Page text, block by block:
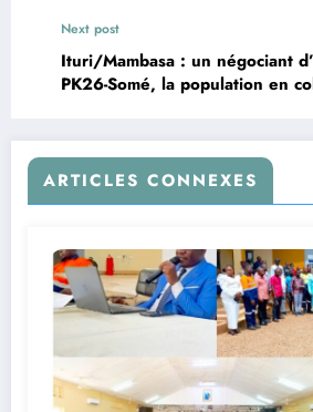
Next post
Ituri/Mambasa : un négociant
PK26-Somé, la population en
ARTICLES CONNEXES